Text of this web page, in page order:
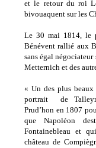
et le retour du roi
bivouaquent sur les
Le 30 mai 1814, le
Bénévent rallié aux
sans égal
Metternich et des
« Un des plus
portrait de
Prud’hon en 1807
que Napoléon
Fontainebleau et
château de